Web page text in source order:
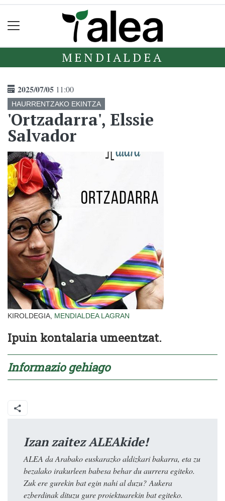
MENDIALDEA
2025/07/05 11:00
HAURRENTZAKO EKINTZA
'Ortzadarra', Elssie
Salvador
KIROLDEGIA, MENDIALDEA LAGRAN
Ipuin kontalaria umeentzat.
Informazio gehiago
Izan zaitez ALEAkide!
ALEA da Arabako euskarazko aldizkari bakarra, eta zu
bezalako irakurleen babesa behar du aurrera egiteko.
Zuk ere gurekin bat egin nahi al duzu? Aukera
ezberdinak dituzu gure proiektuarekin bat egiteko.